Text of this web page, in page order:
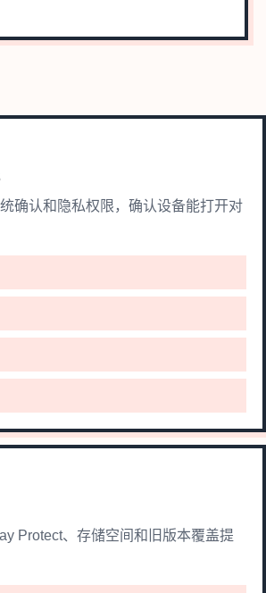
确认和隐私权限，确认设备能打开对
Protect、存储空间和旧版本覆盖提